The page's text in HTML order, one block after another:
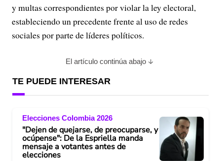
y multas correspondientes por violar la ley electoral,
estableciendo un precedente frente al uso de redes
sociales por parte de líderes políticos.
El artículo continúa abajo
TE PUEDE INTERESAR
Elecciones Colombia 2026
"Dejen de quejarse, de preocuparse, y
ocúpense": De la Espriella manda
mensaje a votantes antes de
elecciones